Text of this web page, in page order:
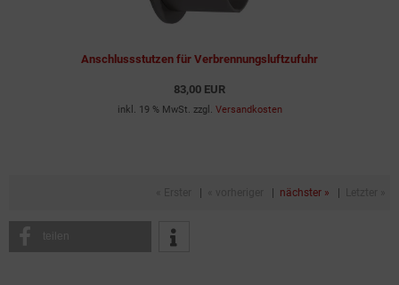
Anschlussstutzen für Verbrennungsluftzufuhr
83,00 EUR
inkl. 19 % MwSt. zzgl. Versandkosten
| | nächster » |
teilen